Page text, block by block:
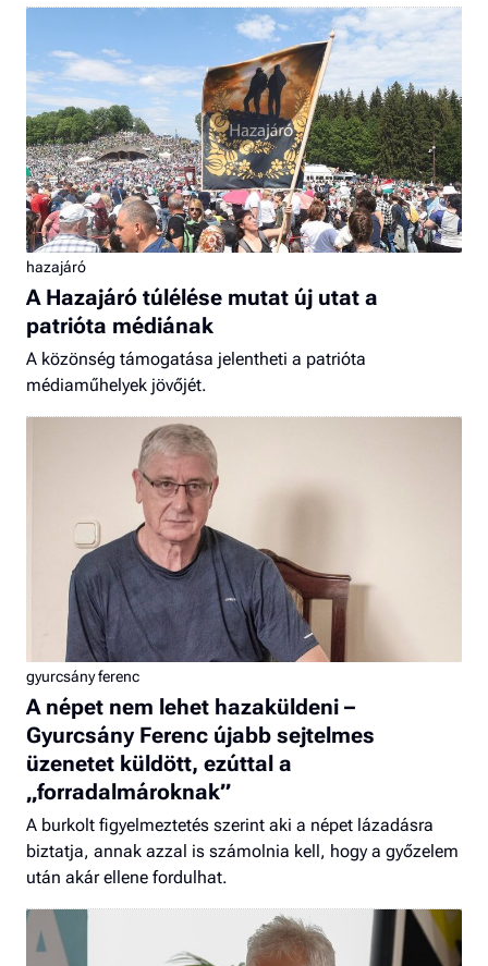
hazajáró
A Hazajáró túlélése mutat új utat a
patrióta médiának
A közönség támogatása jelentheti a patrióta
médiaműhelyek jövőjét.
gyurcsány ferenc
A népet nem lehet hazaküldeni –
Gyurcsány Ferenc újabb sejtelmes
üzenetet küldött, ezúttal a
„forradalmároknak”
A burkolt figyelmeztetés szerint aki a népet lázadásra
biztatja, annak azzal is számolnia kell, hogy a győzelem
után akár ellene fordulhat.